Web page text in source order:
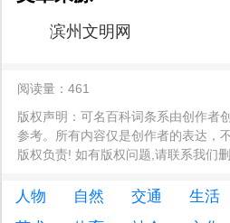
滨州文明网
阅读量：461
版权声明：可名百科词条系由创作者
参考。所有内容仅是创作者的表达，
版权负责! 如有版权问题,请联系我们
人物 自然 交通 生活